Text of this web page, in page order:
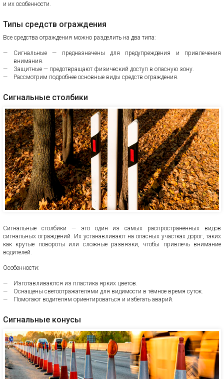
и их особенности.
Типы средств ограждения
Все средства ограждения можно разделить на два типа:
Сигнальные — предназначены для предупреждения и привлечения
внимания.
Защитные — предотвращают физический доступ в опасную зону.
Рассмотрим подробнее основные виды средств ограждения.
Сигнальные столбики
Сигнальные столбики — это один из самых распространённых видов
сигнальных ограждений. Их устанавливают на опасных участках дорог, таких
как крутые повороты или сложные развязки, чтобы привлечь внимание
водителей.
Особенности:
Изготавливаются из пластика ярких цветов.
Оснащены светоотражателями для видимости в тёмное время суток.
Помогают водителям ориентироваться и избегать аварий.
Сигнальные конусы